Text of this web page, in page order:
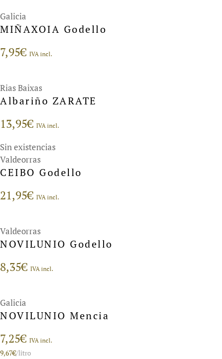
Galicia
MIÑAXOIA Godello
7,95€ IVA incl.
Rias Baixas
Albariño ZARATE
13,95€ IVA incl.
Sin existencias
Valdeorras
CEIBO Godello
21,95€ IVA incl.
Valdeorras
NOVILUNIO Godello
8,35€ IVA incl.
Galicia
NOVILUNIO Mencia
7,25€ IVA incl.
9,67€/litro